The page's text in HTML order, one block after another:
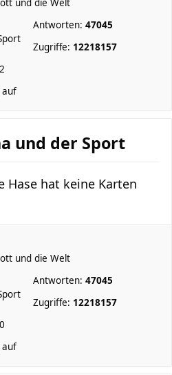
und die Welt
Antworten: 47045
Zugriffe: 12218157
auf
und der Sport
Hase hat keine Karten
und die Welt
Antworten: 47045
Zugriffe: 12218157
auf